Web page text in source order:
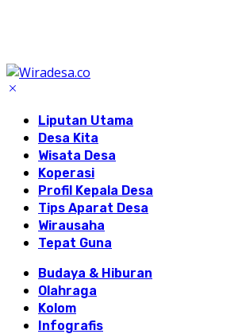
Liputan Utama
Desa Kita
Wisata Desa
Koperasi
Profil Kepala Desa
Tips Aparat Desa
Wirausaha
Tepat Guna
Budaya & Hiburan
Olahraga
Kolom
Infografis